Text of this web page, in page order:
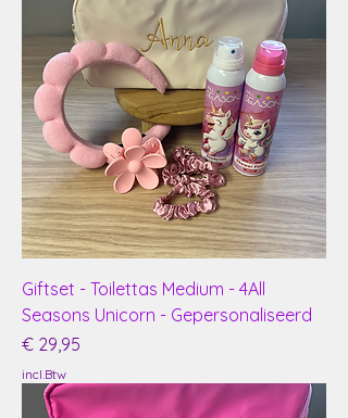
Giftset - Toilettas Medium - 4All
Seasons Unicorn - Gepersonaliseerd
Prijs
€ 29,95
incl.Btw